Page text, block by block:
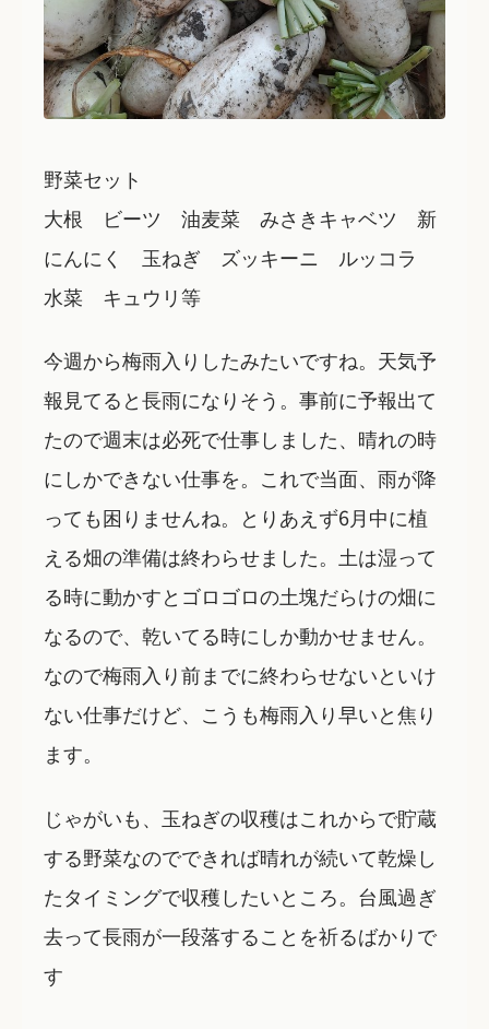
野菜セット
大根 ビーツ 油麦菜 みさきキャベツ 新
にんにく 玉ねぎ ズッキーニ ルッコラ
水菜 キュウリ等
今週から梅雨入りしたみたいですね。天気予
報見てると長雨になりそう。事前に予報出て
たので週末は必死で仕事しました、晴れの時
にしかできない仕事を。これで当面、雨が降
っても困りませんね。とりあえず6月中に植
える畑の準備は終わらせました。土は湿って
る時に動かすとゴロゴロの土塊だらけの畑に
なるので、乾いてる時にしか動かせません。
なので梅雨入り前までに終わらせないといけ
ない仕事だけど、こうも梅雨入り早いと焦り
ます。
じゃがいも、玉ねぎの収穫はこれからで貯蔵
する野菜なのでできれば晴れが続いて乾燥し
たタイミングで収穫したいところ。台風過ぎ
去って長雨が一段落することを祈るばかりで
す